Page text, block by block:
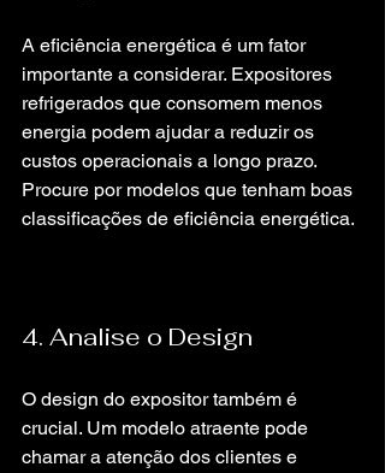
A eficiência energética é um fator
importante a considerar. Expositores
refrigerados que consomem menos
energia podem ajudar a reduzir os
custos operacionais a longo prazo.
Procure por modelos que tenham boas
classificações de eficiência energética.
4. Analise o Design
O design do expositor também é
crucial. Um modelo atraente pode
chamar a atenção dos clientes e